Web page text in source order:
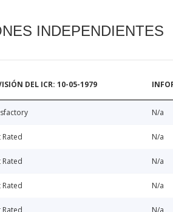
INDEPENDIENTES
DEL ICR: 10-05-1979
N/a
Rated N/a
Rated N/a
Rated N/a